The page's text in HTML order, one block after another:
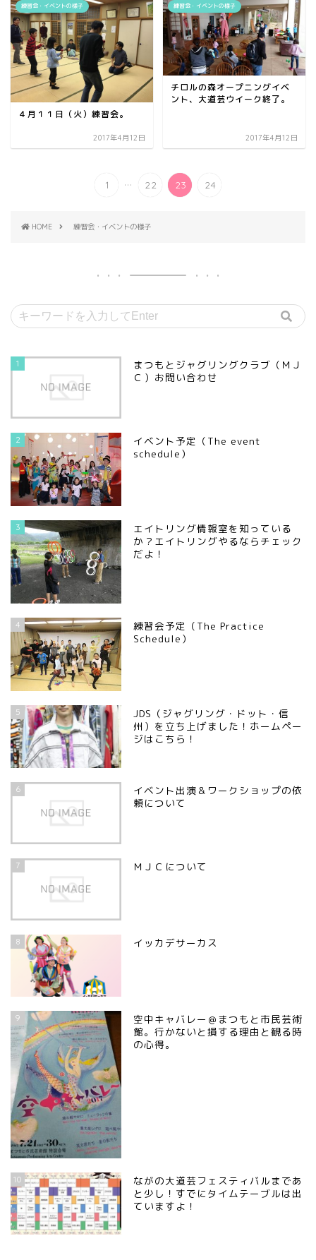
練習会・イベントの様子
４月１１日（火）練習会。
2017年4月12日
練習会・イベントの様子
チロルの森オープニングイベ
ント、大道芸ウイーク終了。
2017年4月12日
1 ... 22 23 24
HOME 練習会・イベントの様子
1
まつもとジャグリングクラブ（ＭＪ
Ｃ）お問い合わせ
2
イベント予定（The event
schedule）
3
エイトリング情報室を知っている
か？エイトリングやるならチェック
だよ！
4
練習会予定（The Practice
Schedule）
5
JDS（ジャグリング・ドット・信
州）を立ち上げました！ホームペー
ジはこちら！
6
イベント出演＆ワークショップの依
頼について
7 ＭＪＣについて
8 イッカデサーカス
9
空中キャバレー＠まつもと市民芸術
館。行かないと損する理由と観る時
の心得。
10
ながの大道芸フェスティバルまであ
と少し！すでにタイムテーブルは出
ていますよ！